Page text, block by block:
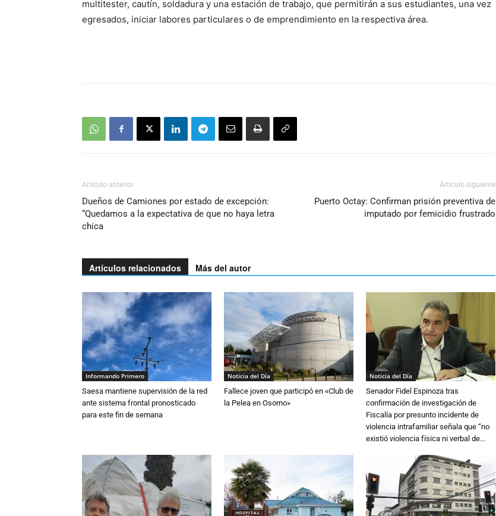
o
multitester, cautín, soldadura y una estación de trabajo, que permitirán a sus estudiantes, una vez
egresados, iniciar labores particulares o de emprendimiento en la respectiva área.
Artículo anterior
Dueños de Camiones por estado de excepción:
“Quedamos a la expectativa de que no haya letra
chica
Artículo siguiente
Puerto Octay: Confirman prisión preventiva de
imputado por femicidio frustrado
Artículos relacionados Más del autor
Informando Primero
Saesa mantiene supervisión de la red
ante sistema frontal pronosticado
para este fin de semana
Noticia del Día
Fallece joven que participó en «Club de
la Pelea en Osorno»
Noticia del Día
Senador Fidel Espinoza tras
confirmación de investigación de
Fiscalía por presunto incidente de
violencia intrafamiliar señala que “no
existió violencia física ni verbal de...